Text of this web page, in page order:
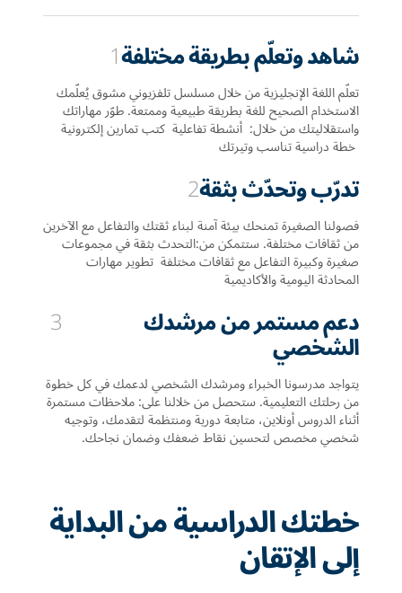
شاهد وتعلّم بطريقة مختلفة1
تعلّم اللغة الإنجليزية من خلال مسلسل تلفزيوني مشوق يُعلّمك
الاستخدام الصحيح للغة بطريقة طبيعية وممتعة. طوّر مهاراتك
واستقلاليتك من خلال: أنشطة تفاعلية كتب تمارين إلكترونية
خطة دراسية تناسب وتيرتك
تدرّب وتحدّث بثقة2
فصولنا الصغيرة تمنحك بيئة آمنة لبناء ثقتك والتفاعل مع الآخرين
من ثقافات مختلفة. ستتمكن من:التحدث بثقة في مجموعات
صغيرة وكبيرة التفاعل مع ثقافات مختلفة تطوير مهارات
المحادثة اليومية والأكاديمية
دعم مستمر من مرشدك
الشخصي
3
يتواجد مدرسونا الخبراء ومرشدك الشخصي لدعمك في كل خطوة
من رحلتك التعليمية. ستحصل من خلالنا على: ملاحظات مستمرة
أثناء الدروس أونلاين، متابعة دورية ومنتظمة لتقدمك، وتوجيه
شخصي مخصص لتحسين نقاط ضعفك وضمان نجاحك.
خطتك الدراسية من البداية
إلى الإتقان